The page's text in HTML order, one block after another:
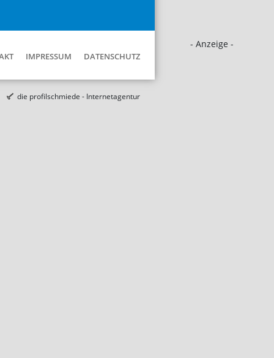
- Anzeige -
IMPRESSUM DATENSCHUTZ
die profilschmiede - Internetagentur